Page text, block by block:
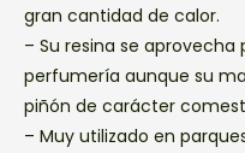
gran cantidad de calor.
– Su resina se
perfumería aunque su
piñón de carácter
– Muy utilizado en